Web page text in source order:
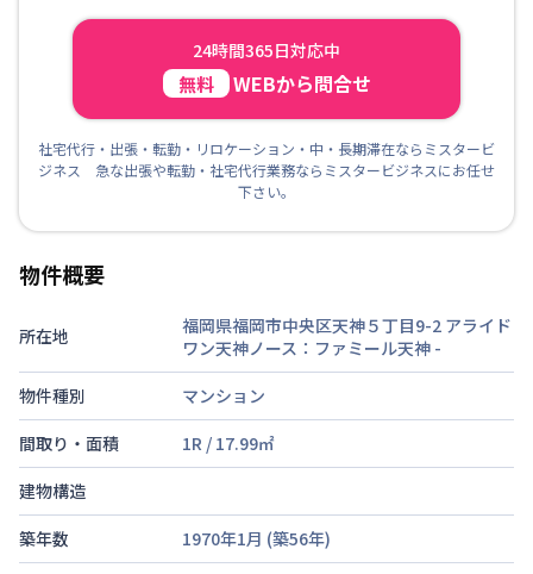
24時間365日対応中
無料 WEBから問合せ
社宅代行・出張・転勤・リロケーション・中・長期滞在ならミスタービ
ジネス 急な出張や転勤・社宅代行業務ならミスタービジネスにお任せ
下さい。
物件概要
所在地
福岡県福岡市中央区天神５丁目9-2 アライド
ワン天神ノース：ファミール天神 -
物件種別
マンション
間取り・面積
1R / 17.99㎡
建物構造
築年数
1970年1月 (築56年)